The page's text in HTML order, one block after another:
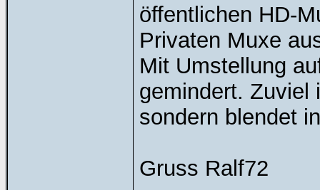
öffentlichen HD-
Privaten Muxe
Mit Umstellung
gemindert. Zuviel
sondern blendet
Gruss Ralf72